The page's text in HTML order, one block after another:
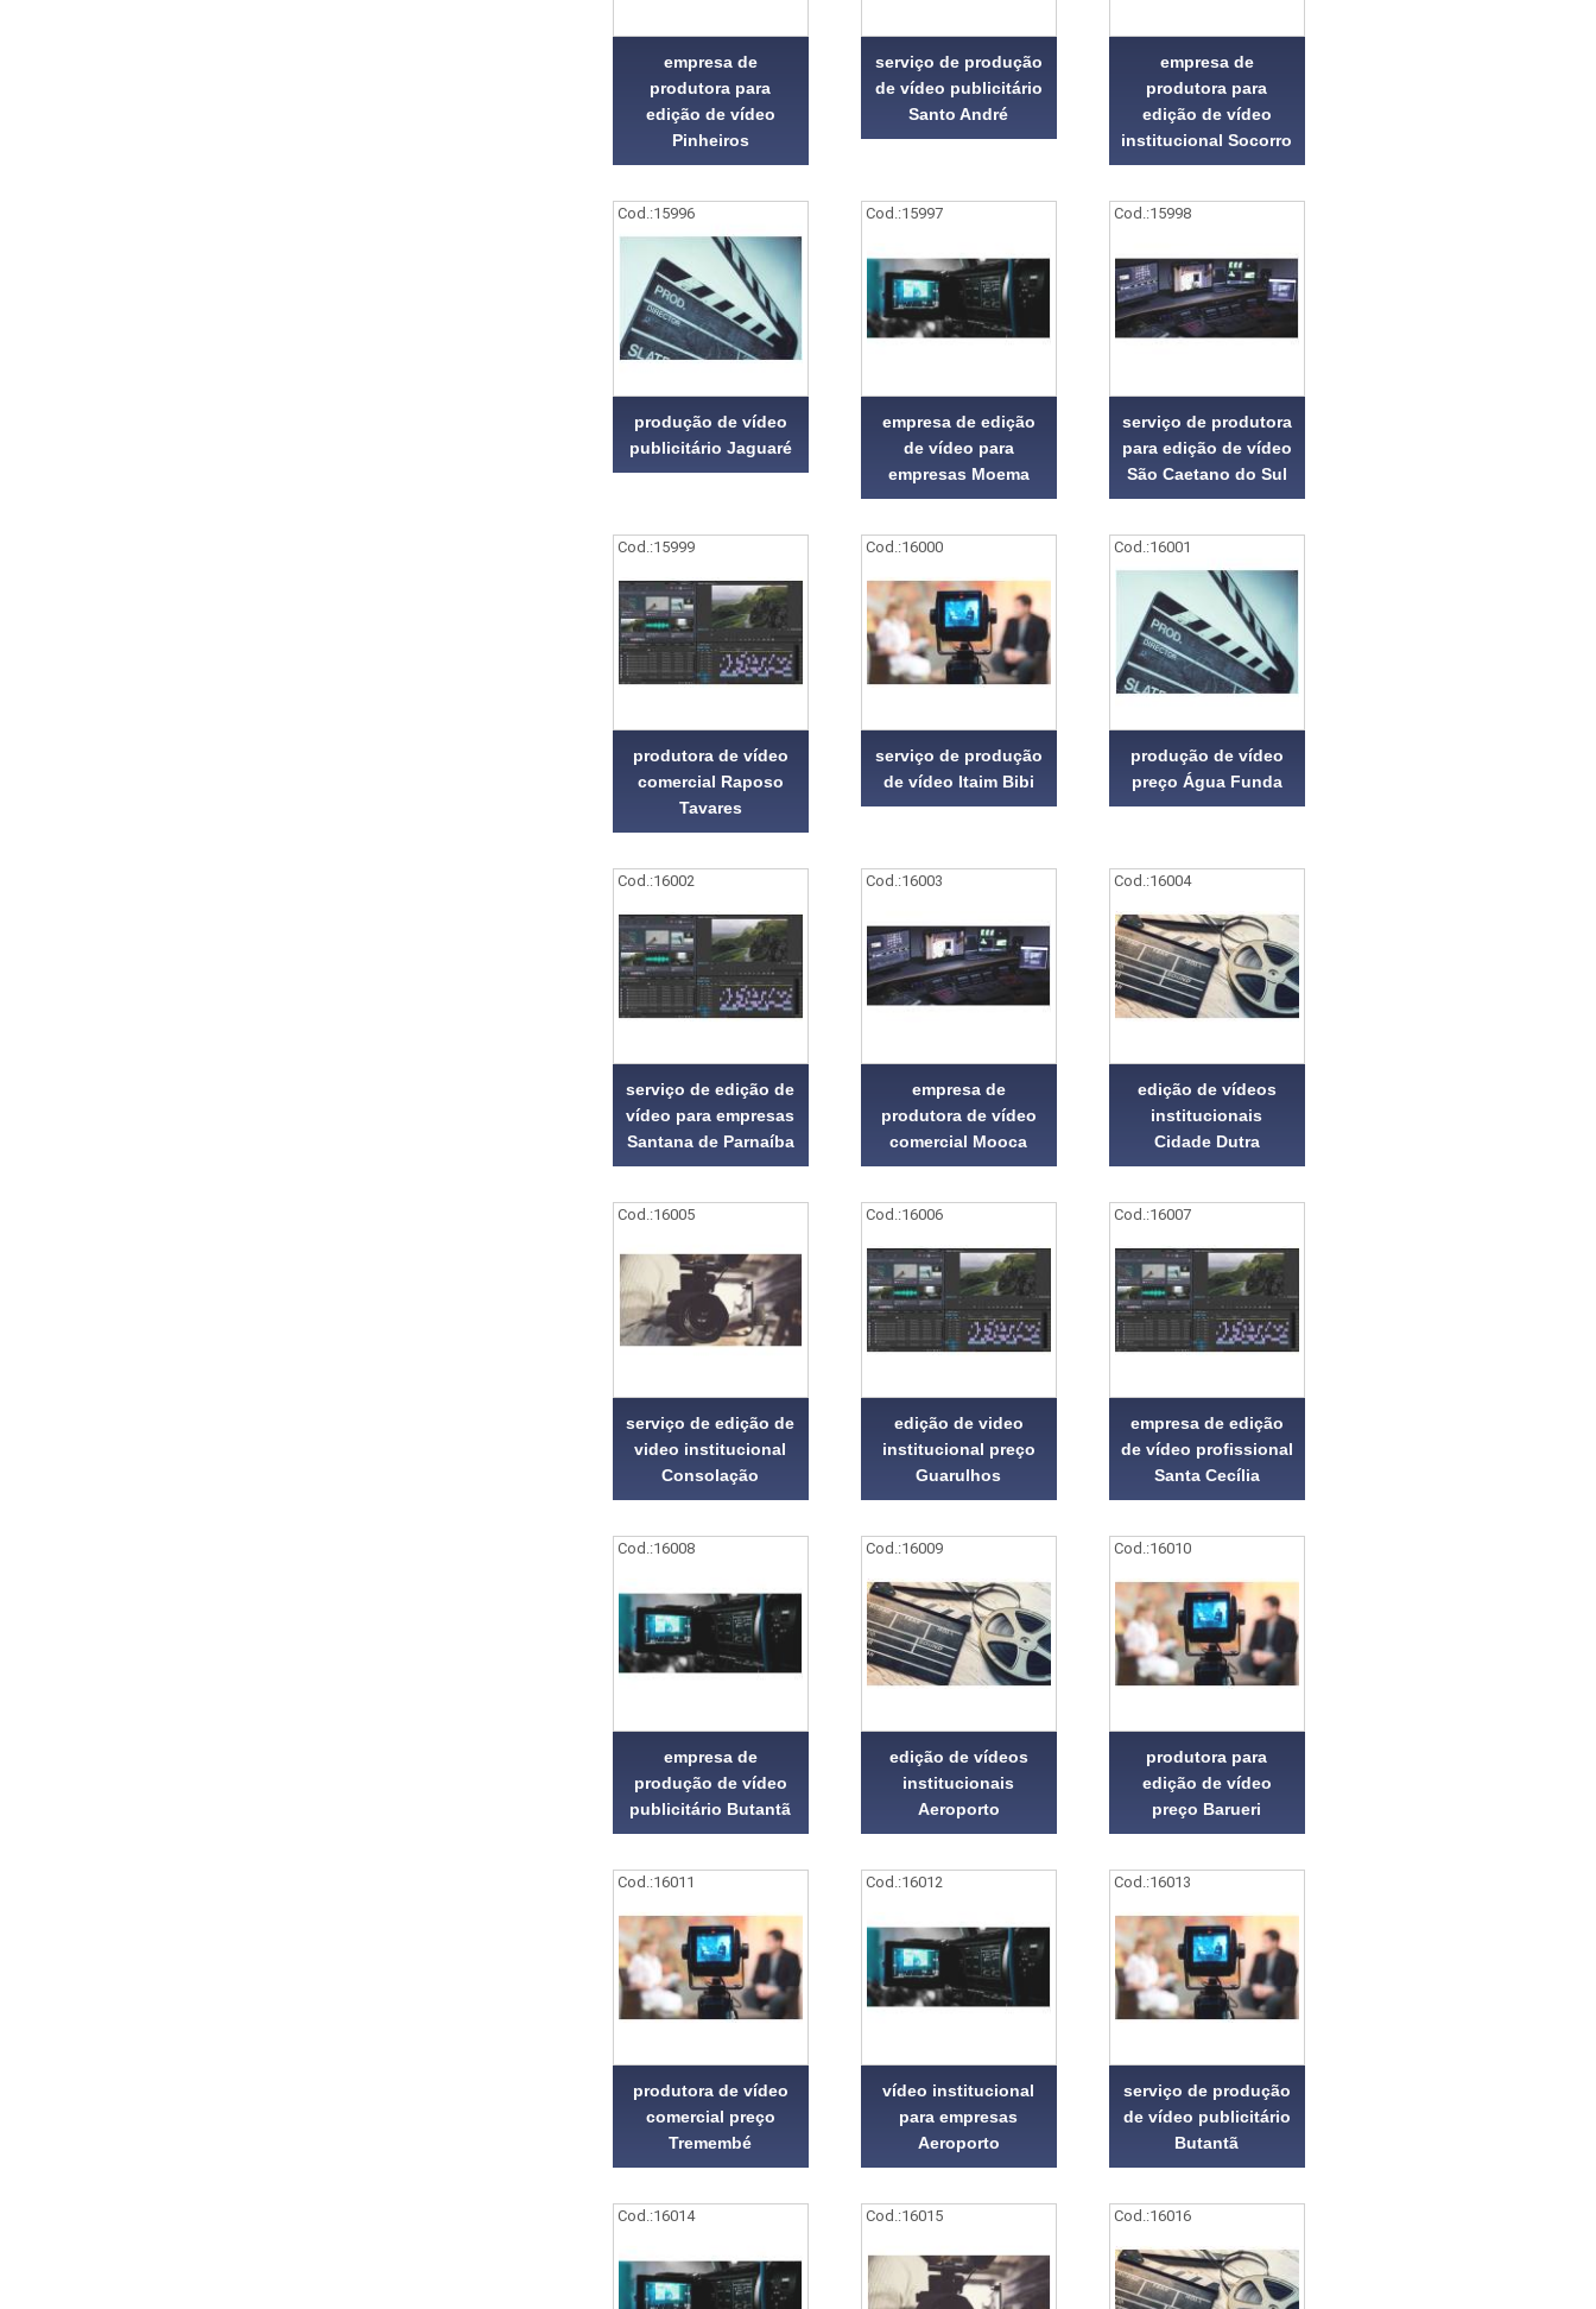
empresa de
produtora para
edição de vídeo
Pinheiros
serviço de produção
de vídeo publicitário
Santo André
empresa de
produtora para
edição de vídeo
institucional Socorro
Cod.:15996
produção de vídeo
publicitário Jaguaré
Cod.:15997
empresa de edição
de vídeo para
empresas Moema
Cod.:15998
serviço de produtora
para edição de vídeo
São Caetano do Sul
Cod.:15999
produtora de vídeo
comercial Raposo
Tavares
Cod.:16000
serviço de produção
de vídeo Itaim Bibi
Cod.:16001
produção de vídeo
preço Água Funda
Cod.:16002
serviço de edição de
vídeo para empresas
Santana de Parnaíba
Cod.:16003
empresa de
produtora de vídeo
comercial Mooca
Cod.:16004
edição de vídeos
institucionais
Cidade Dutra
Cod.:16005
serviço de edição de
video institucional
Consolação
Cod.:16006
edição de video
institucional preço
Guarulhos
Cod.:16007
empresa de edição
de vídeo profissional
Santa Cecília
Cod.:16008
empresa de
produção de vídeo
publicitário Butantã
Cod.:16009
edição de vídeos
institucionais
Aeroporto
Cod.:16010
produtora para
edição de vídeo
preço Barueri
Cod.:16011
produtora de vídeo
comercial preço
Tremembé
Cod.:16012
vídeo institucional
para empresas
Aeroporto
Cod.:16013
serviço de produção
de vídeo publicitário
Butantã
Cod.:16014 Cod.:16015 Cod.:16016